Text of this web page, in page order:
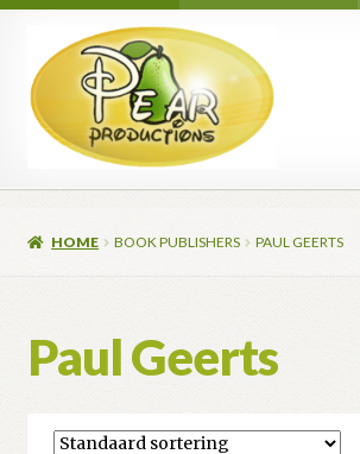
door
naar
navigatie
naar
de
inhoud
HOME BOOK PUBLISHERS PAUL GEERTS
Paul Geerts